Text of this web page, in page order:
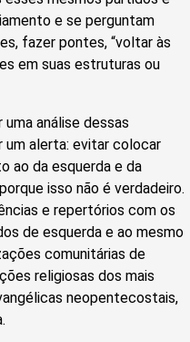
e se perguntam
fazer pontes, “voltar às
em suas estruturas ou
análise dessas
um alerta: evitar colocar
ao da esquerda e da
isso não é verdadeiro.
e repertórios com os
de esquerda e ao mesmo
comunitárias de
religiosas dos mais
neopentecostais,